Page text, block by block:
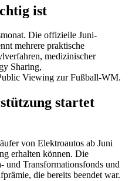
ist
Die offizielle Juni-
mehrere praktische
medizinischer
Sharing,
Viewing zur Fußball-WM.
startet
von Elektroautos ab Juni
erhalten können. Die
und Transformationsfonds und
die bereits beendet war.